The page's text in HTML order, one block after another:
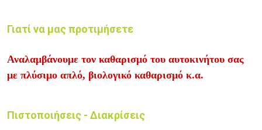
Γιατί να μας προτιμήσετε
Αναλαμβάνουμε τον καθαρισμό του αυτοκινήτου σας
με πλύσιμο απλό, βιολογικό καθαρισμό κ.α.
Πιστοποιήσεις - Διακρίσεις